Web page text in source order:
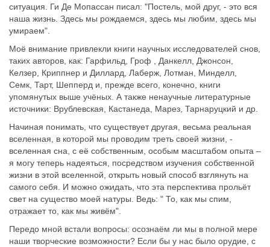
ситуация. Ги Де Мопассан писал: "Постель, мой друг, - это вся
наша жизнь. Здесь мы рождаемся, здесь мы любим, здесь мы
умираем".
Моё внимание привлекли книги научных исследователей снов,
таких авторов, как: Гарфильд, Гроф , Данкелл, Джонсон,
Келзер, Криппнер и Диллард, Лаберж, Лотман, Минделл,
Семк, Тарт, Шепперд и, прежде всего, конечно, книги
упомянутых выше учёных. А также ненаучные литературные
источники: Врублевская, Кастанеда, Марез, Тарнаруцкий и др.
Начиная понимать, что существует другая, весьма реальная
вселенная, в которой мы проводим треть своей жизни, -
вселенная сна, с её собственным, особым масштабом опыта –
я могу теперь надеяться, посредством изучения собственной
жизни в этой вселенной, открыть новый способ взглянуть на
самого себя. И можно ожидать, что эта перспектива прольёт
свет на существо моей натуры. Ведь: " То, как мы спим,
отражает то, как мы живём".
Передо мной встали вопросы: осознаём ли мы в полной мере
наши творческие возможности? Если бы у нас было орудие, с